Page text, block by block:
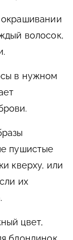
волосок,
в нужном
пушистые
кверху, или
их
цвет,